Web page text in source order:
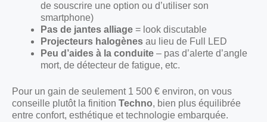
de souscrire une option ou d’utiliser son
smartphone)
Pas de jantes alliage = look discutable
Projecteurs halogènes au lieu de Full LED
Peu d’aides à la conduite – pas d’alerte d’angle
mort, de détecteur de fatigue, etc.
Pour un gain de seulement 1 500 € environ, on vous
conseille plutôt la finition Techno, bien plus équilibrée
entre confort, esthétique et technologie embarquée.